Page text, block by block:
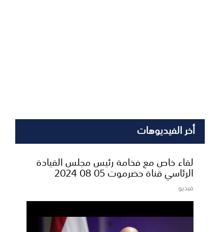
أخر الفيديوهات
لقاء خاص مع فخامة رئيس مجلس القيادة
الرئاسي قناة حضرموت 05 08 2024
فيديو